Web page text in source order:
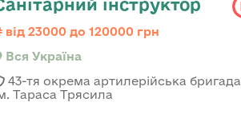
інструктор
від 23000 до 120000 грн
Вся Україна
43-тя окрема артилерійська бригада
Тараса Трясила